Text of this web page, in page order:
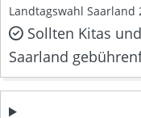
Landtagswahl Saarland
Sollten Kitas
Saarland